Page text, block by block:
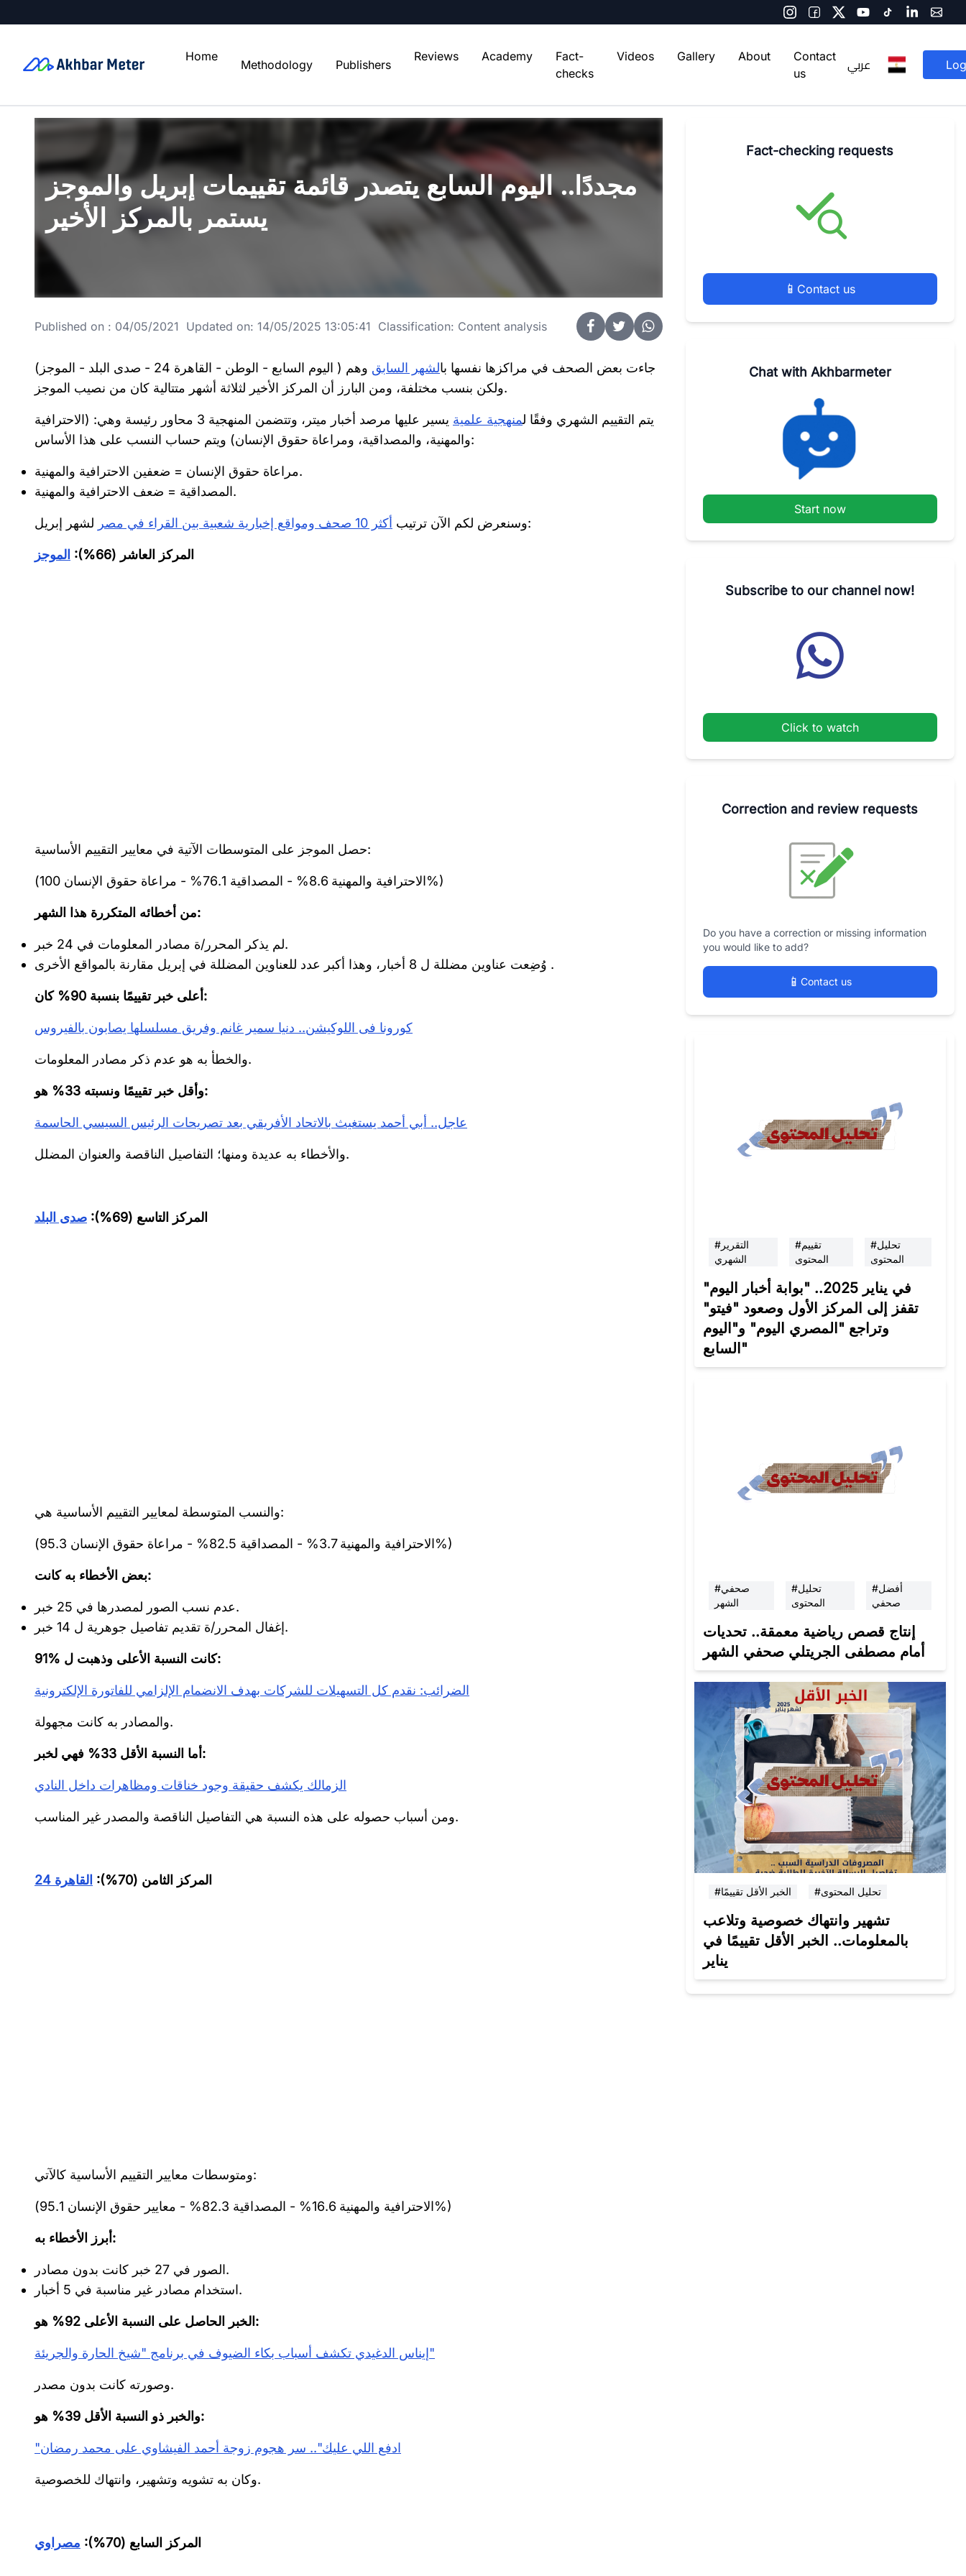
Home
Methodology Publishers
Reviews Academy
Fact-
checks
Videos Gallery About
Contact
us
عربي
مجددًا.. اليوم السابع يتصدر قائمة تقييمات إبريل والموجز
يستمر بالمركز الأخير
Published on : 04/05/2021 Updated on: 14/05/2025 13:05:41 Classification: Content analysis
جاءت بعض الصحف في مراكزها نفسها بالشهر السابق
وهم ( اليوم السابع - الوطن - القاهرة 24 - صدى البلد - الموجز)
ولكن بنسب مختلفة، ومن البارز أن المركز الأخير لثلاثة أشهر متتالية كان من نصيب الموجز.
يتم التقييم الشهري وفقًا لمنهجية علمية
يسير عليها مرصد أخبار ميتر، وتتضمن المنهجية 3 محاور رئيسة وهي: (الاحترافية
والمهنية، والمصداقية، ومراعاة حقوق الإنسان) ويتم حساب النسب على هذا الأساس:
مراعاة حقوق الإنسان = ضعفين الاحترافية والمهنية.
المصداقية = ضعف الاحترافية والمهنية.
وسنعرض لكم الآن ترتيب أكثر 10 صحف ومواقع إخبارية شعبية بين القراء في مصر لشهر إبريل:
المركز العاشر (66%): الموجز
حصل الموجز على المتوسطات الآتية في معايير التقييم الأساسية:
(الاحترافية والمهنية 8.6% - المصداقية 76.1% - مراعاة حقوق الإنسان 100%)
من أخطائه المتكررة هذا الشهر:
لم يذكر المحرر/ة مصادر المعلومات في 24 خبر.
وُضِعت عناوين مضللة ل 8 أخبار، وهذا أكبر عدد للعناوين المضللة في إبريل مقارنة بالمواقع الأخرى .
أعلى خبر تقييمًا بنسبة 90% كان:
كورونا فى اللوكيشن.. دنيا سمير غانم وفريق مسلسلها يصابون بالفيروس
والخطأ به هو عدم ذكر مصادر المعلومات.
وأقل خبر تقييمًا ونسبته 33% هو:
عاجل.. أبي أحمد يستغيث بالاتحاد الأفريقي بعد تصريحات الرئيس السيسي الحاسمة
والأخطاء به عديدة ومنها؛ التفاصيل الناقصة والعنوان المضلل.
المركز التاسع (69%): صدى البلد
والنسب المتوسطة لمعايير التقييم الأساسية هي:
(الاحترافية والمهنية 3.7% - المصداقية 82.5% - مراعاة حقوق الإنسان 95.3%)
بعض الأخطاء به كانت:
عدم نسب الصور لمصدرها في 25 خبر.
إغفال المحرر/ة تقديم تفاصيل جوهرية ل 14 خبر.
91% كانت النسبة الأعلى وذهبت ل:
الضرائب: نقدم كل التسهيلات للشركات بهدف الانضمام الإلزامي للفاتورة الإلكترونية
والمصادر به كانت مجهولة.
أما النسبة الأقل 33% فهي لخبر:
الزمالك يكشف حقيقة وجود خناقات ومظاهرات داخل النادي
ومن أسباب حصوله على هذه النسبة هي التفاصيل الناقصة والمصدر غير المناسب.
المركز الثامن (70%): القاهرة 24
ومتوسطات معايير التقييم الأساسية كالآتي:
(الاحترافية والمهنية 16.6% - المصداقية 82.3% - معايير حقوق الإنسان 95.1%)
أبرز الأخطاء به:
الصور في 27 خبر كانت بدون مصادر.
استخدام مصادر غير مناسبة في 5 أخبار.
الخبر الحاصل على النسبة الأعلى 92% هو:
إيناس الدغيدي تكشف أسباب بكاء الضيوف في برنامج "شيخ الحارة والجريئة"
وصورته كانت بدون مصدر.
والخبر ذو النسبة الأقل 39% هو:
"ادفع اللي عليك".. سر هجوم زوجة أحمد الفيشاوي على محمد رمضان
وكان به تشويه وتشهير، وانتهاك للخصوصية.
المركز السابع (70%): مصراوي
Fact-checking requests
📱 Contact us
Chat with Akhbarmeter
Start now
Subscribe to our channel now!
Click to watch
Correction and review requests
Do you have a correction or missing information
you would like to add?
📱Contact us
#التقرير
الشهري
#تقييم
المحتوى
#تحليل
المحتوى
في يناير 2025.. "بوابة أخبار اليوم"
تقفز إلى المركز الأول وصعود "فيتو"
وتراجع "المصري اليوم" و"اليوم
السابع"
#صحفي
الشهر
#تحليل
المحتوى
#أفضل
صحفي
إنتاج قصص رياضية معمقة.. تحديات
أمام مصطفى الجريتلي صحفي الشهر
#الخبر الأقل تقييمًا #تحليل المحتوى
تشهير وانتهاك خصوصية وتلاعب
بالمعلومات.. الخبر الأقل تقييمًا في
يناير